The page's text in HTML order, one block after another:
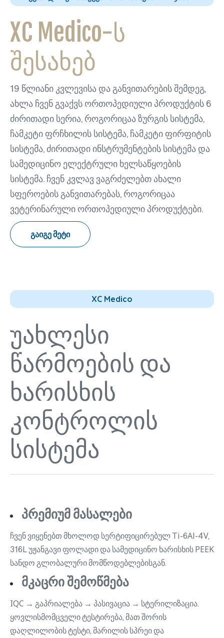
XC Medico-ს
შესახებ
19 წლიანი კვლევისა და განვითარების შემდეგ,
ახლა ჩვენ გვაქვს ორთოპედიული პროდუქტის 6
ძირითადი სერია, როგორიცაა ზურგის სისტემა,
ჩამკეტი ფრჩხილის სისტემა, ჩამკეტი ფირფიტის
სისტემა, ძირითადი ინსტრუმენტების სისტემა და
სამედიცინო ელექტრული ხელსაწყოების
სისტემა. ჩვენ კვლავ ვაგრძელებთ ახალი
სფეროების განვითარებას, როგორიცაა
ვეტერინარული ორთოპედიული პროდუქტები.
გაიგე მეტი
XC Medico
უახლესი
წარმოების და
ხარისხის
კონტროლის
სისტემა
პრემიუმ მასალები
ჩვენ ვიყენებთ მხოლოდ სერტიფიცირებულ Ti-6Al-4V,
316L უჟანგავი ფოლადი და სამედიცინო ხარისხის PEEK
სანდო გლობალური მომწოდებლებისგან.
მკაცრი შემოწმება
IQC → გაპრიალება → პასივაცია → სტერილიზაცია.
ყოვლისმომცველი ტესტირება, მათ შორის
დაღლილობის ტესტი, მარილის სპრეი და